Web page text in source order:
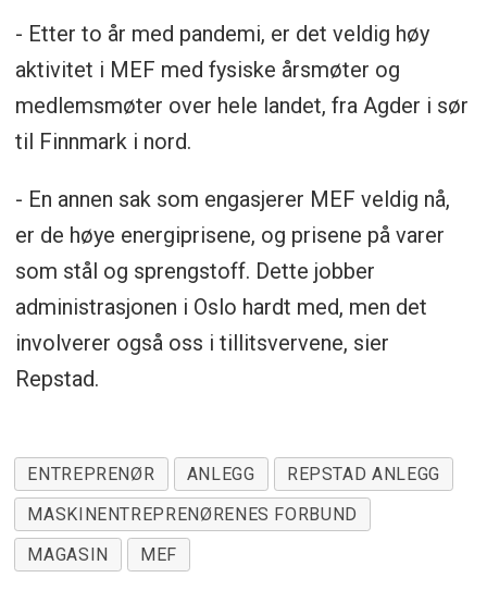
- Etter to år med pandemi, er det veldig høy
aktivitet i MEF med fysiske årsmøter og
medlemsmøter over hele landet, fra Agder i sør
til Finnmark i nord.
- En annen sak som engasjerer MEF veldig nå,
er de høye energiprisene, og prisene på varer
som stål og sprengstoff. Dette jobber
administrasjonen i Oslo hardt med, men det
involverer også oss i tillitsvervene, sier
Repstad.
ENTREPRENØR ANLEGG
REPSTAD ANLEGG
MASKINENTREPRENØRENES FORBUND
MAGASIN
MEF